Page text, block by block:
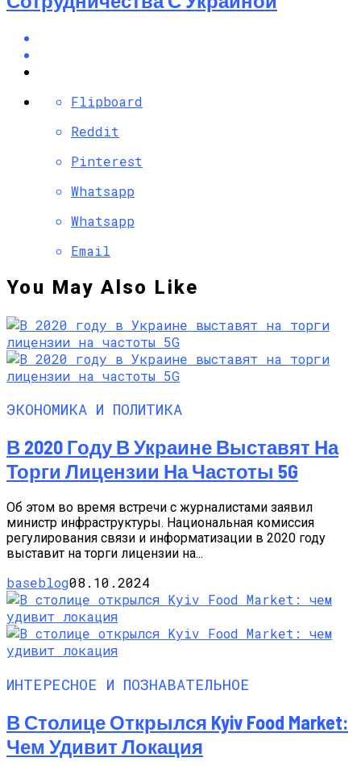
Flipboard
Reddit
Pinterest
Whatsapp
Whatsapp
Email
You May Also Like
ЭКОНОМИКА И ПОЛИТИКА
В 2020 Году В Украине Выставят На
Торги Лицензии На Частоты 5G
Об этом во время встречи с журналистами заявил
министр инфраструктуры. Национальная комиссия
регулирования связи и информатизации в 2020 году
выставит на торги лицензии на...
baseblog08.10.2024
ИНТЕРЕСНОЕ И ПОЗНАВАТЕЛЬНОЕ
В Столице Открылся Kyiv Food Market:
Чем Удивит Локация